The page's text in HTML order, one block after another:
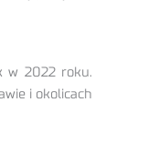
w 2022 roku.
i okolicach